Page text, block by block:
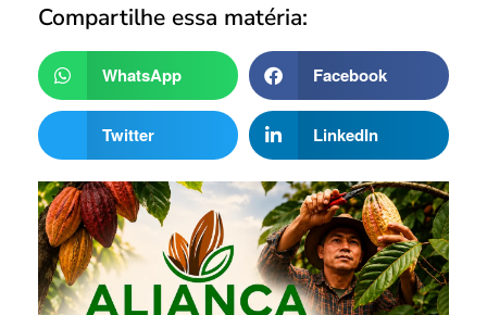
Compartilhe essa matéria:
WhatsApp Facebook
Twitter LinkedIn